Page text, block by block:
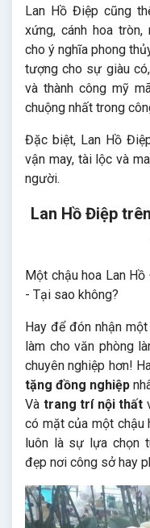
Lan Hồ Điệp cũng
xứng, cánh hoa
cho ý nghĩa phong
tượng cho sự giàu
và thành công mỹ
chuộng nhất trong
Đặc biệt, Lan Hồ
vận may, tài lộc và
người.
Lan Hồ Điệp
Một chậu hoa Lan
- Tại sao không?
Hay để đón nhận
làm cho văn phòng
chuyên nghiệp hơn!
tặng đồng nghiệp
Và trang trí nội thất
có mặt của một chậu
luôn là sự lựa chọn
đẹp nơi công sở hay